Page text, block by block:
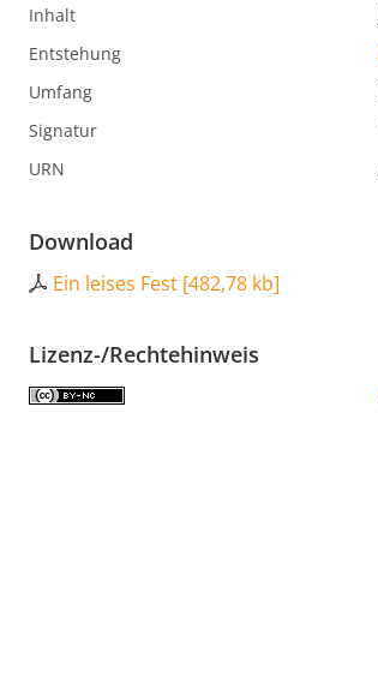
Inhalt
Entstehung
Umfang
Signatur
URN
Download
Ein leises Fest [482,78 kb]
Lizenz-/Rechtehinweis